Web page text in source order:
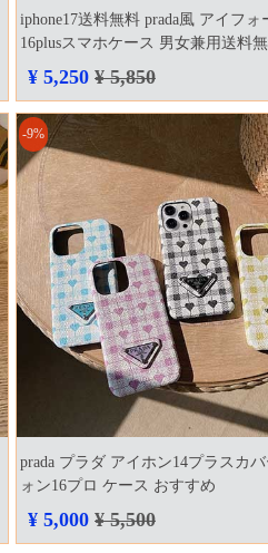
iphone17送料無料 prada風 アイフォ
16plusスマホケース 男女兼用送料
ォーン15 携帯ケース 大人気
¥ 5,250 ¥ 5,850
-9%
prada プラダ アイホン14プラスカ
ォン16プロ ケース おすすめ
¥ 5,000 ¥ 5,500